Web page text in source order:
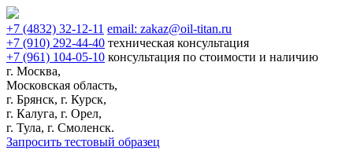
+7 (4832) 32-12-11 email: zakaz@oil-titan.ru
+7 (910) 292-44-40 техническая консультация
+7 (961) 104-05-10 консультация по стоимости и наличию
г. Москва,
Московская область,
г. Брянск, г. Курск,
г. Калуга, г. Орел,
г. Тула, г. Смоленск.
Запросить тестовый образец